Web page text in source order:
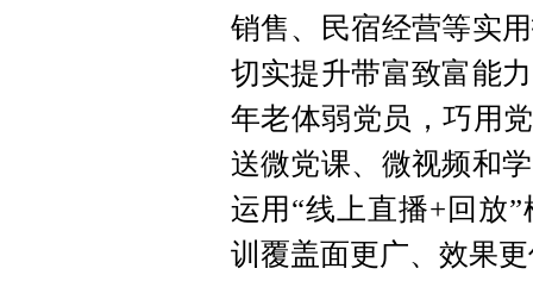
销售、民宿经营等实
切实提升带富致富能
年老体弱党员，巧用
送微党课、微视频和
运用“线上直播+回放
训覆盖面更广、效果